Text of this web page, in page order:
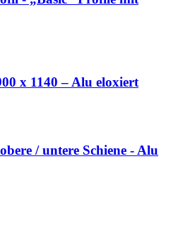
x 1140 – Alu eloxiert
/ untere Schiene - Alu